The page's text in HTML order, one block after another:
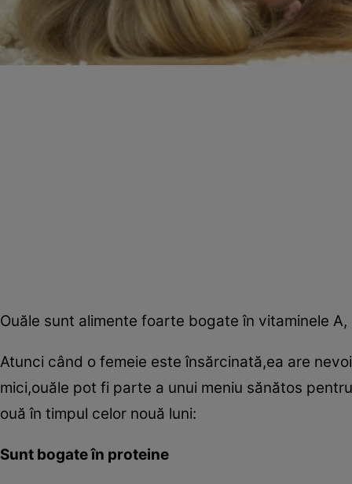
Ouăle sunt alimente foarte bogate în vitaminele
Atunci când o femeie este însărcinată,ea are
mici,ouăle pot fi parte a unui meniu sănătos
ouă în timpul celor nouă luni:
Sunt bogate în proteine